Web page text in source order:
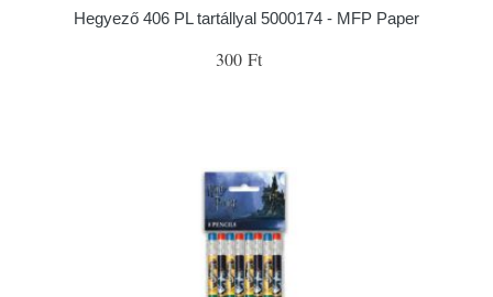
Hegyező 406 PL tartállyal 5000174 - MFP Paper
300 Ft